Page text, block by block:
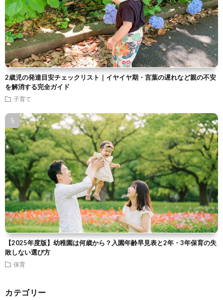
2歳児の発達目安チェックリスト｜イヤイヤ期・言葉の遅れなど親の不安
を解消する完全ガイド
子育て
【2025年度版】幼稚園は何歳から？入園年齢早見表と2年・3年保育の失
敗しない選び方
保育
カテゴリー